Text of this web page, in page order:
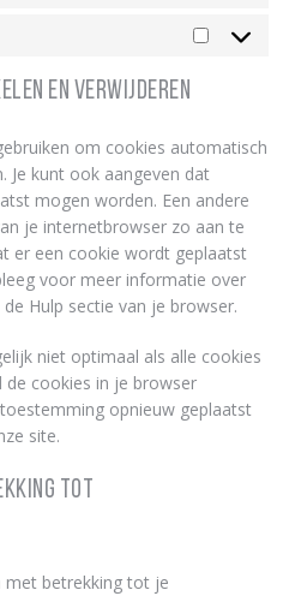
Marketing
en verwijderen
om cookies automatisch
Je kunt ook aangeven dat
mogen worden. Een andere
je internetbrowser zo aan te
er een cookie wordt geplaatst
voor meer informatie over
Hulp sectie van je browser.
niet optimaal als alle cookies
de cookies in je browser
opnieuw geplaatst
site.
tot
met betrekking tot je